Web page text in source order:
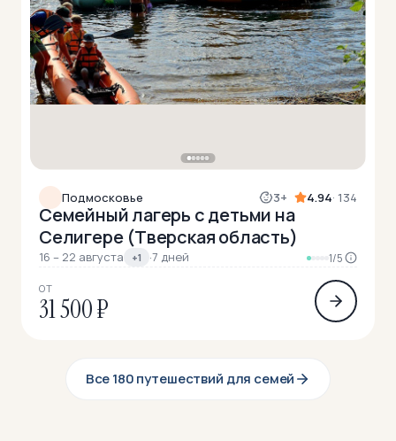
Подмосковье 3+ 4.94· 134
Семейный лагерь с детьми на
Селигере (Тверская область)
16 – 22 августа +1 ·7 дней 1/5
ОТ
31 500 ₽
Все 180 путешествий для семей